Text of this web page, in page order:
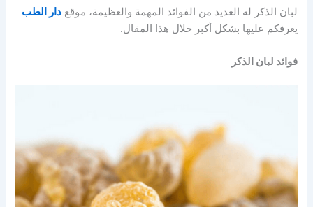
لبان الذكر له العديد من الفوائد المهمة والعظيمة، موقعدار الطب
يعرفكم عليها بشكل أكبر خلال هذا المقال.
فوائد لبان الذكر